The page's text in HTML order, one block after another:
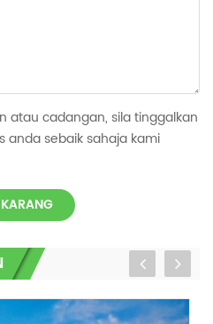
atau cadangan, sila tinggalkan
anda sebaik sahaja kami